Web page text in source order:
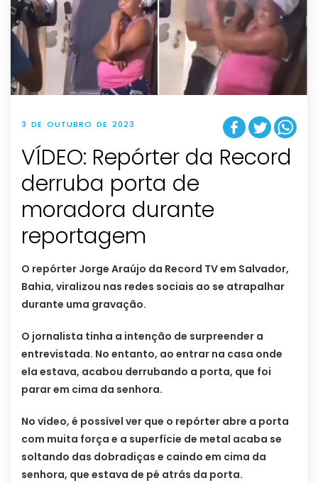
3 DE OUTUBRO DE 2023
VÍDEO: Repórter da Record
derruba porta de
moradora durante
reportagem
O repórter Jorge Araújo da Record TV em Salvador,
Bahia, viralizou nas redes sociais ao se atrapalhar
durante uma gravação.
O jornalista tinha a intenção de surpreender a
entrevistada. No entanto, ao entrar na casa onde
ela estava, acabou derrubando a porta, que foi
parar em cima da senhora.
No vídeo, é possível ver que o repórter abre a porta
com muita força e a superfície de metal acaba se
soltando das dobradiças e caindo em cima da
senhora, que estava de pé atrás da porta.